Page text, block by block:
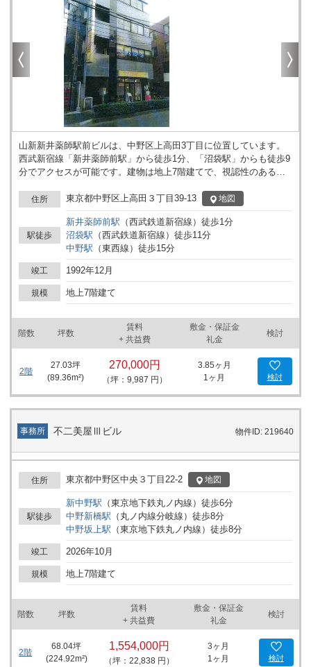
山新新井薬師駅前ビルは、中野区上高田3丁目に位置しています。
西武新宿線「新井薬師前駅」から徒歩1分、「沼袋駅」からも徒歩9
分でアクセスが可能です。建物は地上7階建てで、視認性のある立
設、住宅が混在するエリアに所在しています。駅前という立地は、
来訪者の案内や日常的な移動の際にも地図上で認識しやすく、法人
の拠点としてご検討いただく際にも有用です。建物自体は新耐震基
準に適合しており、用途に応じてフロアの利用計画を立てやすい構
成となっています。視認性や交通の便を重視したい企業様や組織に
とって、検討の余地がある物件です。詳細はお問い合わせくださ
い。
住所 東京都中野区上高田３丁目39-13 地図
駅徒歩
新井薬師前駅 （西武鉄道新宿線 ） 徒歩1分
沼袋駅 （西武鉄道新宿線 ） 徒歩11分
中野駅 （東西線 ） 徒歩15分
竣工 1992年12月
規模 地上7階建て
階数 坪数
賃料
+ 共益費
敷金・保証金
礼金
検討
2階
27.03坪
(89.36m²)
270,000円
（坪：9,987 円）
3.85ヶ月
1ヶ月
検討
事務所 不二美屋Ⅲビル 物件ID: 219640
住所 東京都中野区中央３丁目22-2 地図
駅徒歩
新中野駅 （東京地下鉄丸ノ内線 ） 徒歩6分
中野新橋駅 （ 丸ノ内線分岐線 ） 徒歩8分
中野坂上駅 （東京地下鉄丸ノ内線 ） 徒歩8分
竣工 2026年10月
規模 地上7階建て
階数 坪数
賃料
+ 共益費
敷金・保証金
礼金
検討
2階
68.04坪
(224.92m²)
1,554,000円
（坪：22,838 円）
3ヶ月
1ヶ月
検討